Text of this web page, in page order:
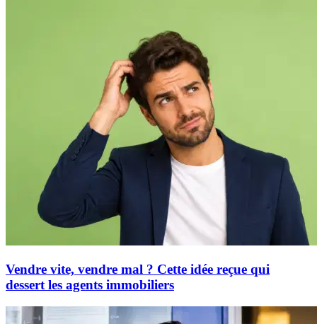
Vendre vite, vendre mal ? Cette idée reçue qui
dessert les agents immobiliers